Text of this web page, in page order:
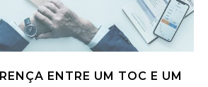
ENTRE UM TOC E UM